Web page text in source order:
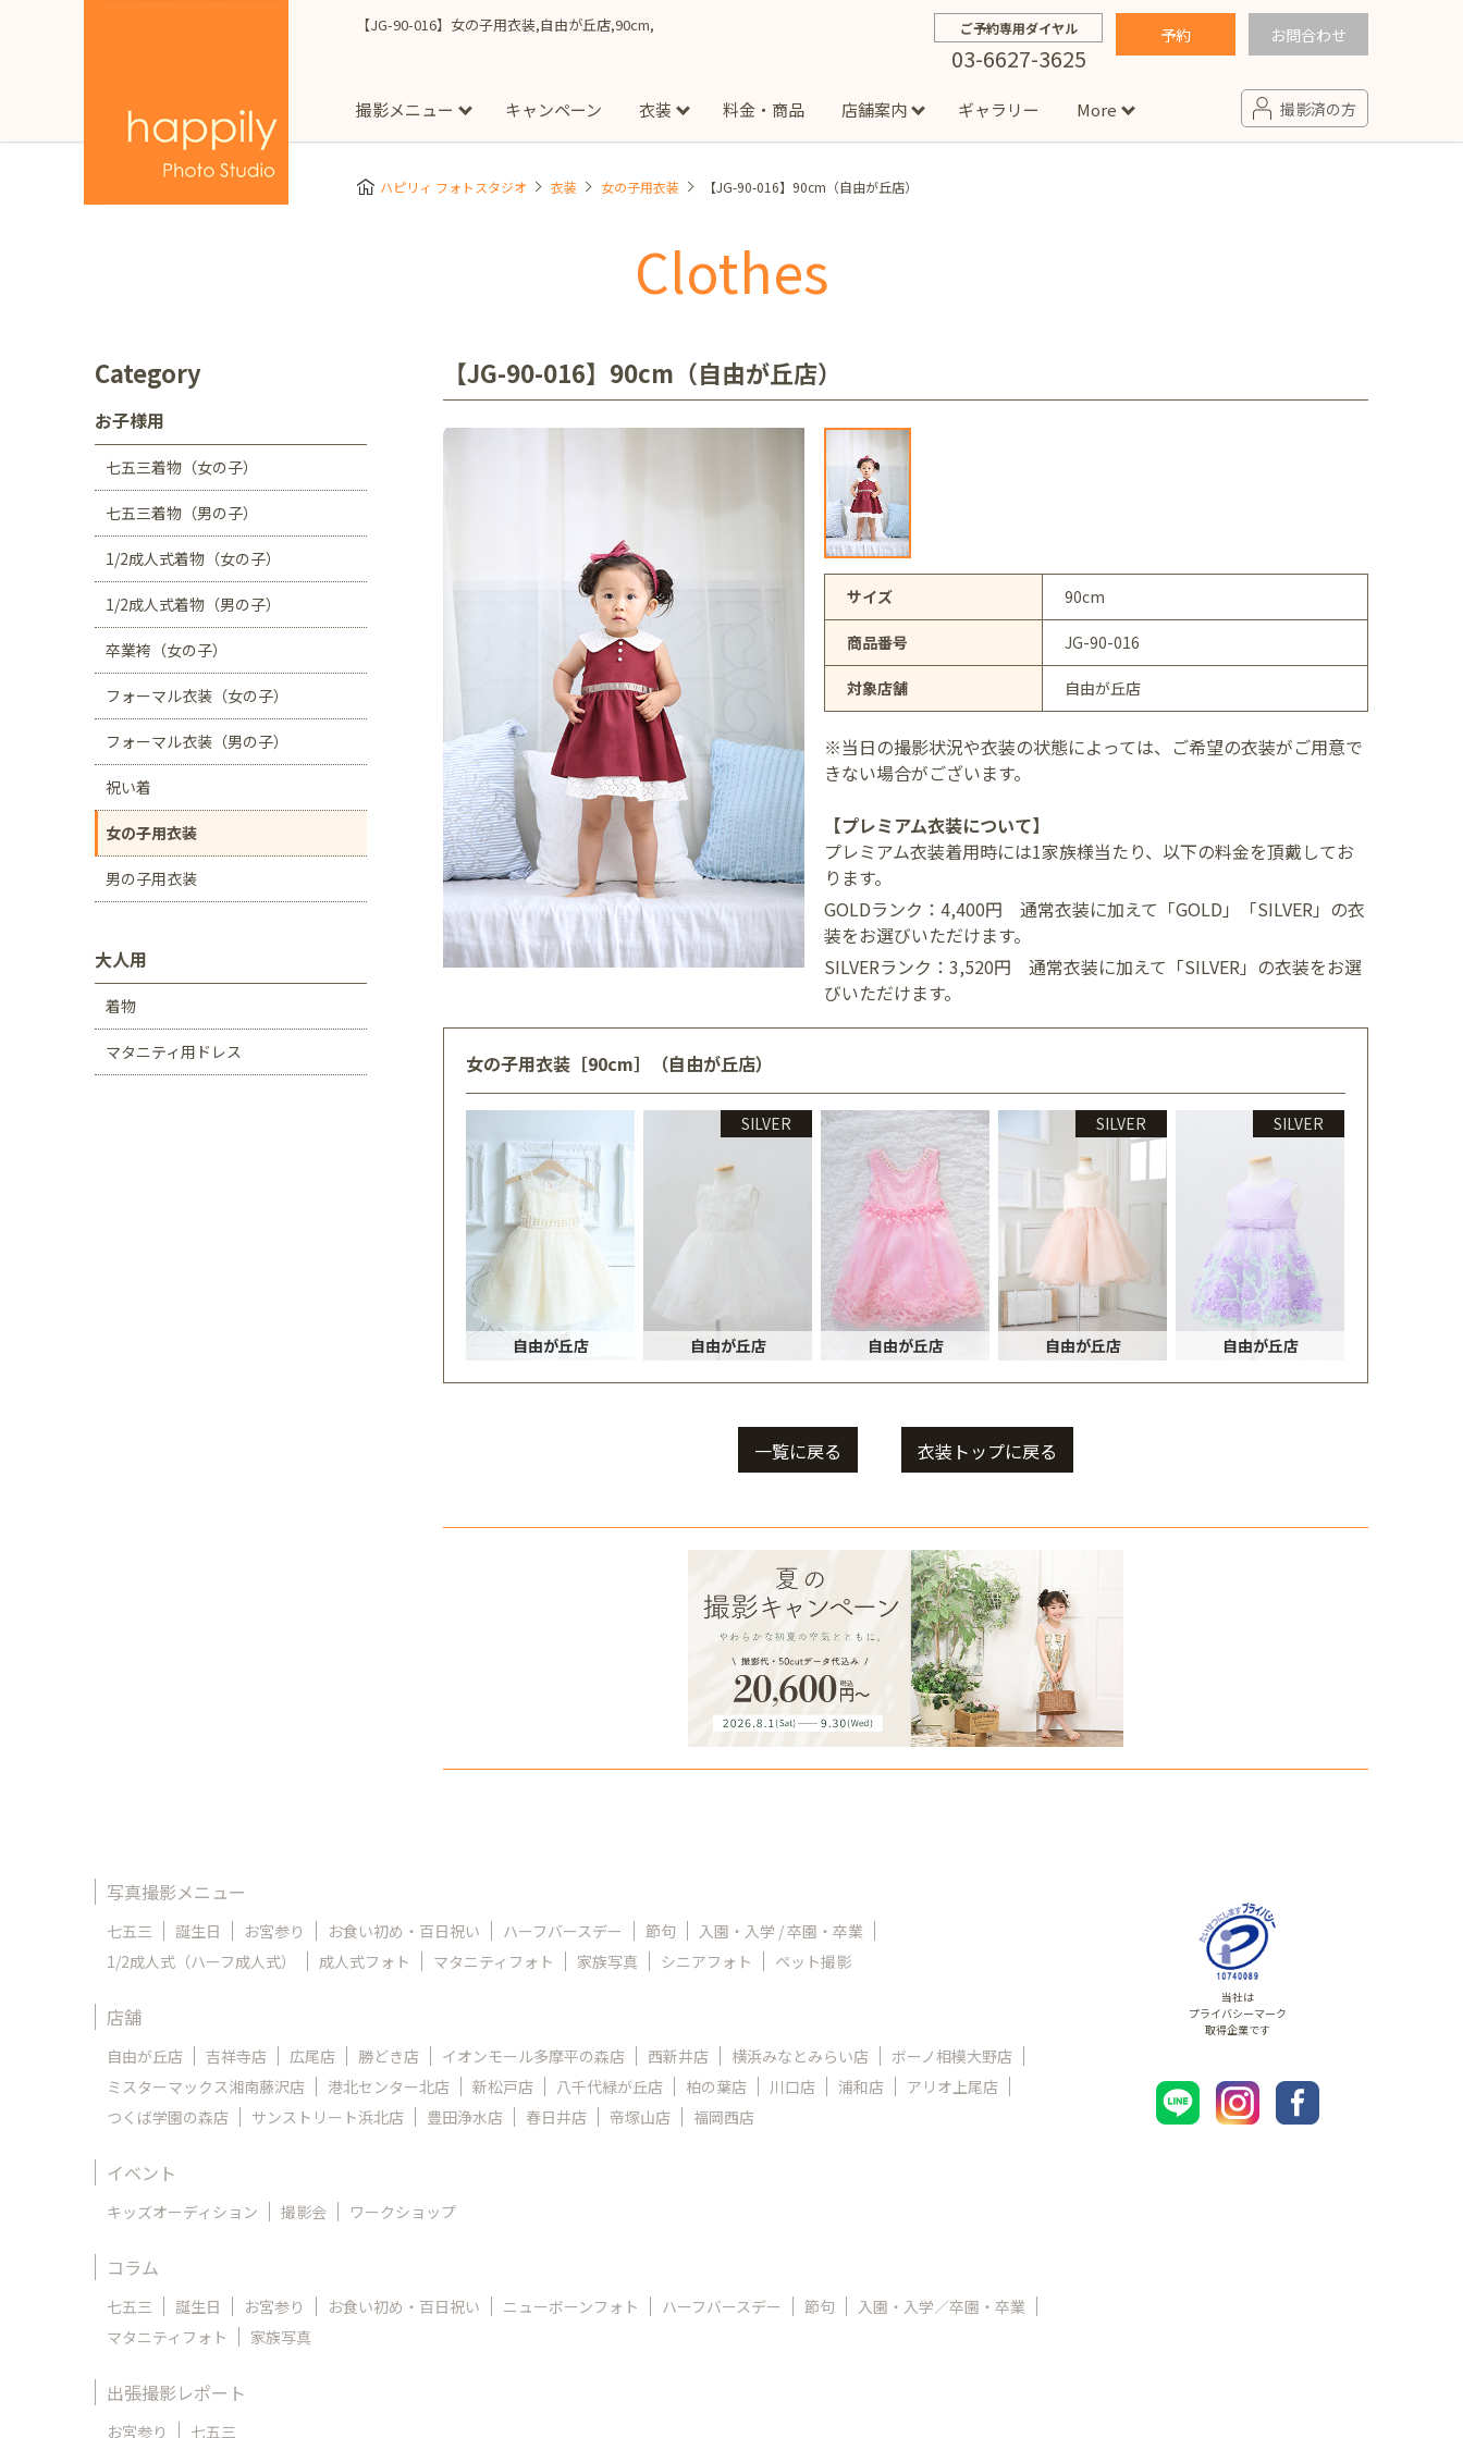
【JG-90-016】女の子用衣装,自由が丘店,90cm, ご予約専用ダイヤル
03-6627-3625
予約 お問合わせ
撮影メニュー
スタジオ撮影
成人式フォト マタニティフォト
お宮参り 入園・入学／卒園・卒業 ファミリーフォト
キャンペーン 衣装
Clothes
七五三着物(男の子) 1/2成人式着物(女の子)
フォーマル衣装(男の子) 祝い着
マタニティ用ドレス
料金・商品 店舗案内
Store
吉祥寺店 イオンモール多摩平の森店
八千代緑が丘店 柏の葉店
つくば学園の森店
静岡県
春日井店
帝塚山店
福岡県
ギャラリー More
More
撮影済の方
ハピリィ フォトスタジオ 衣装 女の子用衣装 【JG-90-016】90cm（自由が丘店）
Clothes
【JG-90-016】90cm（自由が丘店）
サイズ 90cm
商品番号 JG-90-016
対象店舗 自由が丘店
※当日の撮影状況や衣装の状態によっては、ご希望の衣装がご用意で
きない場合がございます。
【プレミアム衣装について】
プレミアム衣装着用時には1家族様当たり、以下の料金を頂戴してお
ります。
GOLDランク：4,400円 通常衣装に加えて「GOLD」「SILVER」の衣
装をお選びいただけます。
SILVERランク：3,520円 通常衣装に加えて「SILVER」の衣装をお選
びいただけます。
女の子用衣装［90cm］（自由が丘店）
自由が丘店
SILVER
自由が丘店 自由が丘店
SILVER
自由が丘店
SILVER
自由が丘店
一覧に戻る 衣装トップに戻る
Category
お子様用
七五三着物（女の子）
七五三着物（男の子）
1/2成人式着物（女の子）
1/2成人式着物（男の子）
卒業袴（女の子）
フォーマル衣装（女の子）
フォーマル衣装（男の子）
祝い着
女の子用衣装
男の子用衣装
大人用
着物
マタニティ用ドレス
写真撮影メニュー
七五三 誕生日 お宮参り お食い初め・百日祝い ハーフバースデー 節句
入園・入学 / 卒園・卒業
1/2成人式（ハーフ成人式）
成人式フォト マタニティフォト 家族写真 シニアフォト ペット撮影
店舗
自由が丘店 吉祥寺店 広尾店 勝どき店 イオンモール多摩平の森店 西新井店 横浜みなとみらい店
ボーノ相模大野店
ミスターマックス湘南藤沢店
港北センター北店 新松戸店 八千代緑が丘店 柏の葉店 川口店 浦和店
アリオ上尾店
つくば学園の森店
サンストリート浜北店 豊田浄水店 春日井店 帝塚山店 福岡西店
イベント
キッズオーディション 撮影会 ワークショップ
コラム
七五三 誕生日 お宮参り お食い初め・百日祝い ニューボーンフォト ハーフバースデー 節句
入園・入学／卒園・卒業
マタニティフォト
家族写真
出張撮影レポート
お宮参り 七五三
当社は
プライバシーマーク
取得企業です